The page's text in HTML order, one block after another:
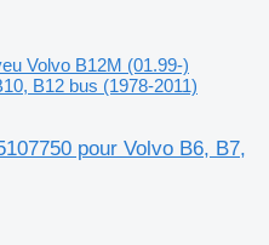
Volvo B12M (01.99-)
B12 bus (1978-2011)
pour Volvo B6, B7,